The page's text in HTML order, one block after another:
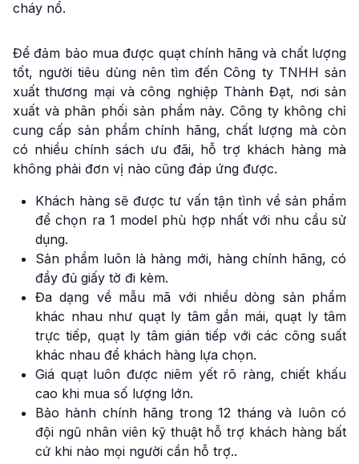
cháy nổ.
Để đảm bảo mua được quạt chính hãng và chất lượng
tốt, người tiêu dùng nên tìm đến Công ty TNHH sản
xuất thương mại và công nghiệp Thành Đạt, nơi sản
xuất và phân phối sản phẩm này. Công ty không chỉ
cung cấp sản phẩm chính hãng, chất lượng mà còn
có nhiều chính sách ưu đãi, hỗ trợ khách hàng mà
không phải đơn vị nào cũng đáp ứng được.
Khách hàng sẽ được tư vấn tận tình về sản phẩm
để chọn ra 1 model phù hợp nhất với nhu cầu sử
dụng.
Sản phẩm luôn là hàng mới, hàng chính hãng, có
đầy đủ giấy tờ đi kèm.
Đa dạng về mẫu mã với nhiều dòng sản phẩm
khác nhau như quạt ly tâm gắn mái, quạt ly tâm
trực tiếp, quạt ly tâm gián tiếp với các công suất
khác nhau để khách hàng lựa chọn.
Giá quạt luôn được niêm yết rõ ràng, chiết khấu
cao khi mua số lượng lớn.
Bảo hành chính hãng trong 12 tháng và luôn có
đội ngũ nhân viên kỹ thuật hỗ trợ khách hàng bất
cứ khi nào mọi người cần hỗ trợ..